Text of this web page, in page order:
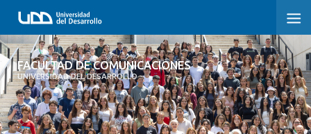
FACULTAD DE COMUNICACIONES
UNIVERSIDAD DEL DESARROLLO
FACULTAD DE COMUNICACIONES
INICIO
SOBRE LA FACULTAD